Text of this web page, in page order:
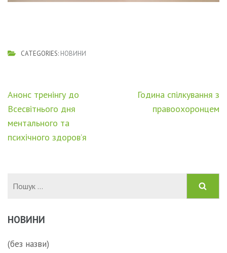
CATEGORIES: НОВИНИ
Навігація
записів
Анонс тренінгу до
Всесвітнього дня
ментального та
психічного здоров’я
Година спілкування з
правоохоронцем
НОВИНИ
(без назви)